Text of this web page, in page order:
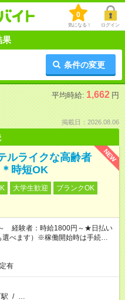
0
気になる！ ログイン
果
条件の変更
平均時給: 1,662 円
掲載日：2026.08.06
NEW
ルライクな高齢者
時短OK
大学生歓迎
ブランクOK
経験者：時給1800円～★日払い
べます）※稼働開始時は手続き完
有
/ …